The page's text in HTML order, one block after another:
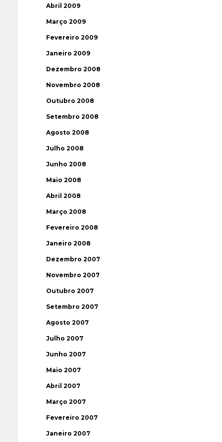
Abril 2009
Março 2009
Fevereiro 2009
Janeiro 2009
Dezembro 2008
Novembro 2008
Outubro 2008
Setembro 2008
Agosto 2008
Julho 2008
Junho 2008
Maio 2008
Abril 2008
Março 2008
Fevereiro 2008
Janeiro 2008
Dezembro 2007
Novembro 2007
Outubro 2007
Setembro 2007
Agosto 2007
Julho 2007
Junho 2007
Maio 2007
Abril 2007
Março 2007
Fevereiro 2007
Janeiro 2007